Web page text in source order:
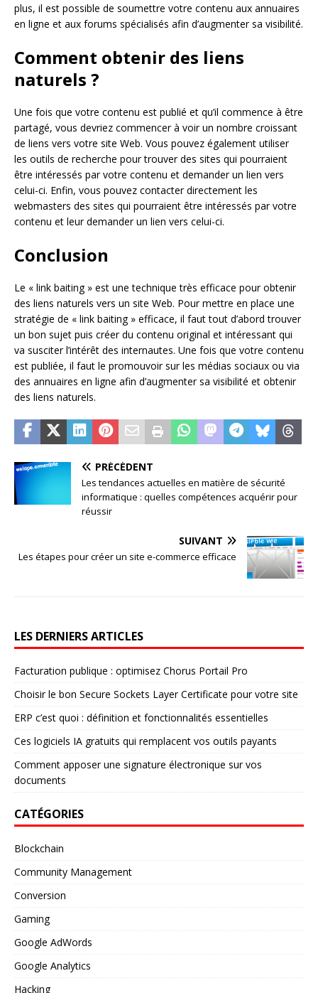
plus, il est possible de soumettre votre contenu aux annuaires
en ligne et aux forums spécialisés afin d’augmenter sa visibilité.
Comment obtenir des liens
naturels ?
Une fois que votre contenu est publié et qu’il commence à être
partagé, vous devriez commencer à voir un nombre croissant
de liens vers votre site Web. Vous pouvez également utiliser
les outils de recherche pour trouver des sites qui pourraient
être intéressés par votre contenu et demander un lien vers
celui-ci. Enfin, vous pouvez contacter directement les
webmasters des sites qui pourraient être intéressés par votre
contenu et leur demander un lien vers celui-ci.
Conclusion
Le « link baiting » est une technique très efficace pour obtenir
des liens naturels vers un site Web. Pour mettre en place une
stratégie de « link baiting » efficace, il faut tout d’abord trouver
un bon sujet puis créer du contenu original et intéressant qui
va susciter l’intérêt des internautes. Une fois que votre contenu
est publiée, il faut le promouvoir sur les médias sociaux ou via
des annuaires en ligne afin d’augmenter sa visibilité et obtenir
des liens naturels.
PRÉCÉDENT
Les tendances actuelles en matière de sécurité
informatique : quelles compétences acquérir pour
réussir
SUIVANT
Les étapes pour créer un site e-commerce efficace
LES DERNIERS ARTICLES
Facturation publique : optimisez Chorus Portail Pro
Choisir le bon Secure Sockets Layer Certificate pour votre site
ERP c’est quoi : définition et fonctionnalités essentielles
Ces logiciels IA gratuits qui remplacent vos outils payants
Comment apposer une signature électronique sur vos
documents
CATÉGORIES
Blockchain
Community Management
Conversion
Gaming
Google AdWords
Google Analytics
Hacking